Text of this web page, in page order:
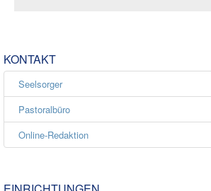
KONTAKT
Seelsorger
Pastoralbüro
Online-Redaktion